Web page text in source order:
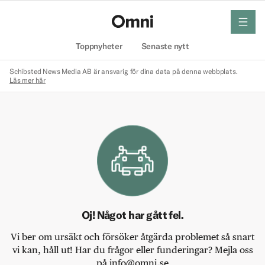
Toppnyheter Senaste nytt
meny
Schibsted News Media AB är ansvarig för dina data på denna webbplats.
Läs mer här
Oj! Något har gått fel.
Vi ber om ursäkt och försöker åtgärda problemet så snart
vi kan, håll ut! Har du frågor eller funderingar? Mejla oss